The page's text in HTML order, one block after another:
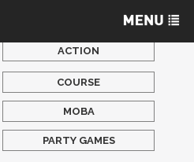
ACTION
COURSE
MOBA
PARTY GAMES